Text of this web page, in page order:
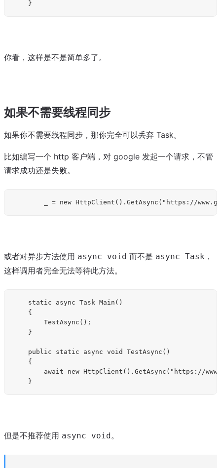
你看，这样是不是简单多了。
如果不需要线程同步
如果你不需要线程同步，那你完全可以丢弃 Task。
比如编写一个 http 客户端，对 google 发起一个请求，不管
请求成功还是失败。
或者对异步方法使用 async void 而不是 async Task ，
这样调用者完全无法等待此方法。
    static async Task Main()
    {
        TestAsync();
    }
    public static async void TestAsync()
    {
await new HttpClient().GetAsync("https://
但是不推荐使用 async void。